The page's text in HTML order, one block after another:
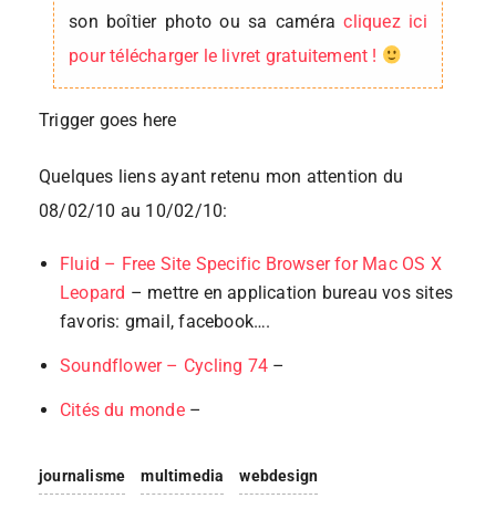
son boîtier photo ou sa caméracliquez ici
pour télécharger le livret gratuitement !
Trigger goes here
Quelques liens ayant retenu mon attention du
08/02/10 au 10/02/10:
Fluid – Free Site Specific Browser for Mac OS X
Leopard – mettre en application bureau vos sites
favoris: gmail, facebook….
Soundflower – Cycling 74 –
Cités du monde–
journalisme multimedia webdesign